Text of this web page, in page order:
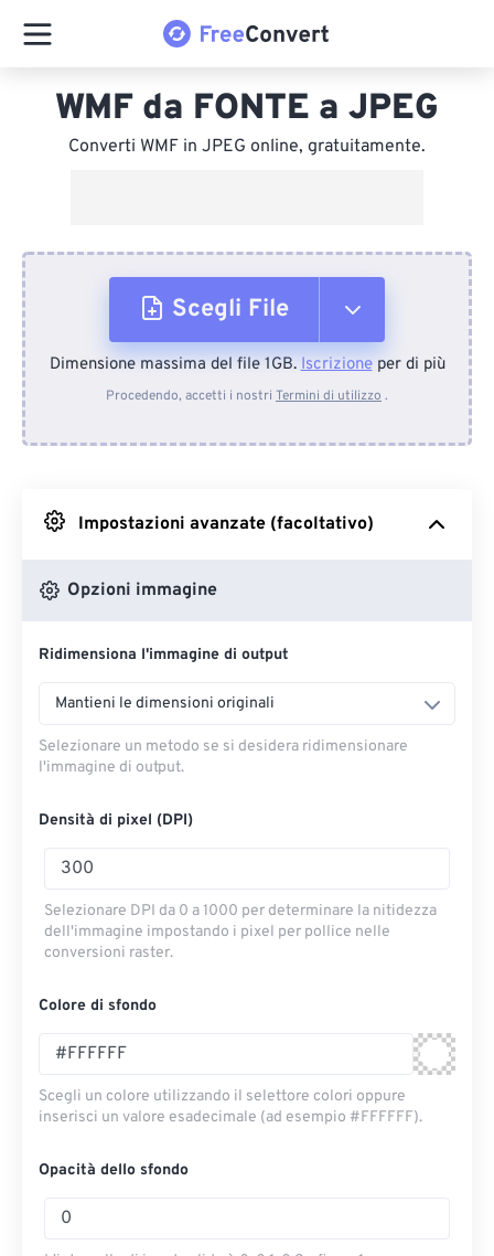
WMF da FONTE a JPEG
Converti WMF in JPEG online, gratuitamente.
Scegli File
Dal dispositivo
Da Google Drive
Dimensione massima del file 1GB.Iscrizioneper di più
Procedendo, accetti i nostri Termini di utilizzo .
Impostazioni avanzate (facoltativo)
Opzioni immagine
Ridimensiona l'immagine di output
Mantieni le dimensioni originali
Selezionare un metodo se si desidera ridimensionare
l'immagine di output.
Densità di pixel (DPI)
Selezionare DPI da 0 a 1000 per determinare la nitidezza
dell'immagine impostando i pixel per pollice nelle
conversioni raster.
Colore di sfondo
Scegli un colore utilizzando il selettore colori oppure
inserisci un valore esadecimale (ad esempio #FFFFFF).
Opacità dello sfondo